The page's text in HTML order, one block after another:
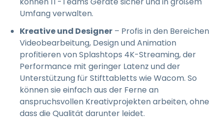
Umfang verwalten.
Kreative und Designer – Profis in den Bereichen
Videobearbeitung, Design und Animation
profitieren von Splashtops 4K-Streaming, der
Performance mit geringer Latenz und der
Unterstützung für Stifttabletts wie Wacom. So
können sie einfach aus der Ferne an
anspruchsvollen Kreativprojekten arbeiten, ohne
dass die Qualität darunter leidet.